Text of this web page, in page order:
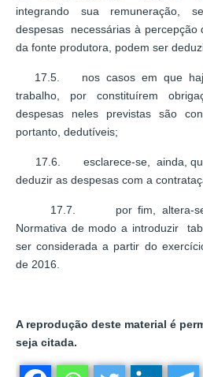
integrando sua remuneração,
despesas necessárias à percepção
da fonte produtora, podem ser
17.5. nos casos em que haja
trabalho, por constituírem
despesas neles previstas são
portanto, dedutíveis;
17.6. esclarece-se, ainda, que
deduzir as despesas com a
17.7. por fim, altera-se o
Normativa de modo a introduzir
ser considerada a partir do
de 2016.
A reprodução deste material é
seja citada.